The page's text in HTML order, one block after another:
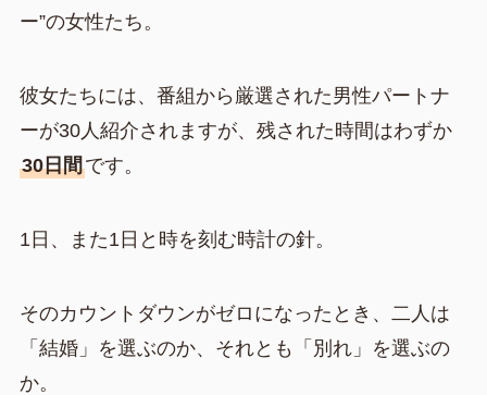
ー”の女性たち。
彼女たちには、番組から厳選された男性パートナ
ーが30人紹介されますが、残された時間はわずか
30日間です。
1日、また1日と時を刻む時計の針。
そのカウントダウンがゼロになったとき、二人は
「結婚」を選ぶのか、それとも「別れ」を選ぶの
か。